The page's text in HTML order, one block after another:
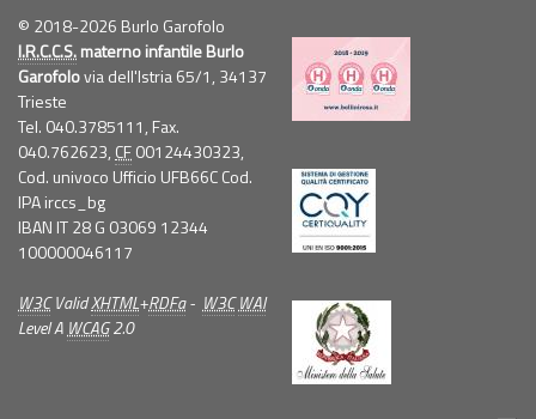
© 2018-2026 Burlo Garofolo
I.R.C.C.S.materno infantile Burlo
Garofolovia dell'Istria 65/1, 34137
Trieste
Tel. 040.3785111, Fax.
040.762623, CF00124430323,
Cod. univoco Ufficio UFB66C Cod.
IPA irccs_bg
IBAN IT 28 G 03069 12344
100000046117
W3CValidXHTML+RDFa- W3C WAI
Level A WCAG2.0